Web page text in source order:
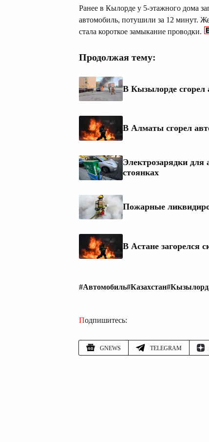
Ранее в Кылорде у 5-этажного дома
автомобиль, потушили за 12 минут.
стала короткое замыкание проводки.
Продолжая тему:
В Кызылорде сгорел
В Алматы сгорел
Электрозарядки для
стоянках
Пожарные
В Астане загорелся
#Автомобиль#Казахстан
Подпишитесь:
GNEWS TELEGRAM